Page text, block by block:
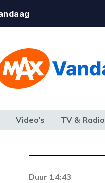
Video’s TV & Radio
Duur 14:43